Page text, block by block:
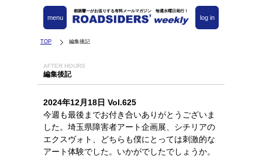
都築響一がお送りする有料メールマガジン 毎週水曜日発行！
log in
menu
TOP 編集後記
AFTER HOURS
編集後記
2024年12月18日 Vol.625
今週も最後までお付き合いありがとうございま
した。埼玉県障害者アート企画展、シチリアの
エクスヴォト、どちらも僕にとっては刺激的な
アート体験でした。いかがでしたでしょうか。